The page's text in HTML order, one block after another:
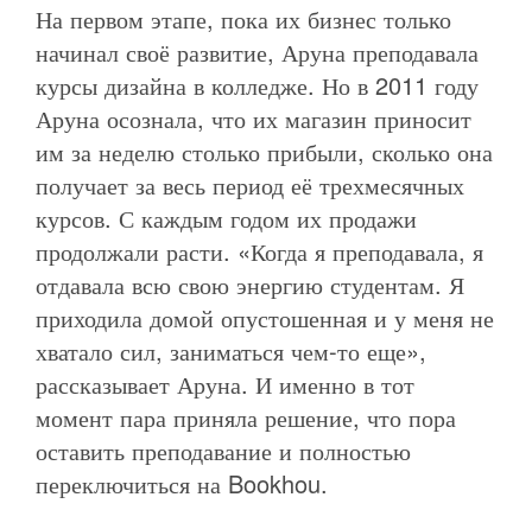
На первом этапе, пока их бизнес только
начинал своё развитие, Аруна преподавала
курсы дизайна в колледже. Но в 2011 году
Аруна осознала, что их магазин приносит
им за неделю столько прибыли, сколько она
получает за весь период её трехмесячных
курсов. С каждым годом их продажи
продолжали расти. «Когда я преподавала, я
отдавала всю свою энергию студентам. Я
приходила домой опустошенная и у меня не
хватало сил, заниматься чем-то еще»,
рассказывает Аруна. И именно в тот
момент пара приняла решение, что пора
оставить преподавание и полностью
переключиться на Bookhou.